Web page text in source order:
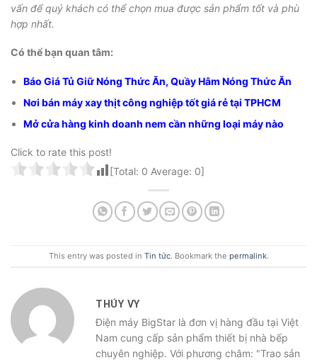
vấn để quý khách có thể chọn mua được sản phẩm tốt và phù
hợp nhất.
Có thể bạn quan tâm:
Báo Giá Tủ Giữ Nóng Thức Ăn, Quầy Hâm Nóng Thức Ăn
Nơi bán máy xay thịt công nghiệp tốt giá rẻ tại TPHCM
Mở cửa hàng kinh doanh nem cần những loại máy nào
Click to rate this post!
[Total: 0 Average: 0]
This entry was posted in Tin tức. Bookmark the permalink.
THÚY VY
Điện máy BigStar là đơn vị hàng đầu tại Việt
Nam cung cấp sản phẩm thiết bị nhà bếp
chuyên nghiệp. Với phương châm: "Trao sản